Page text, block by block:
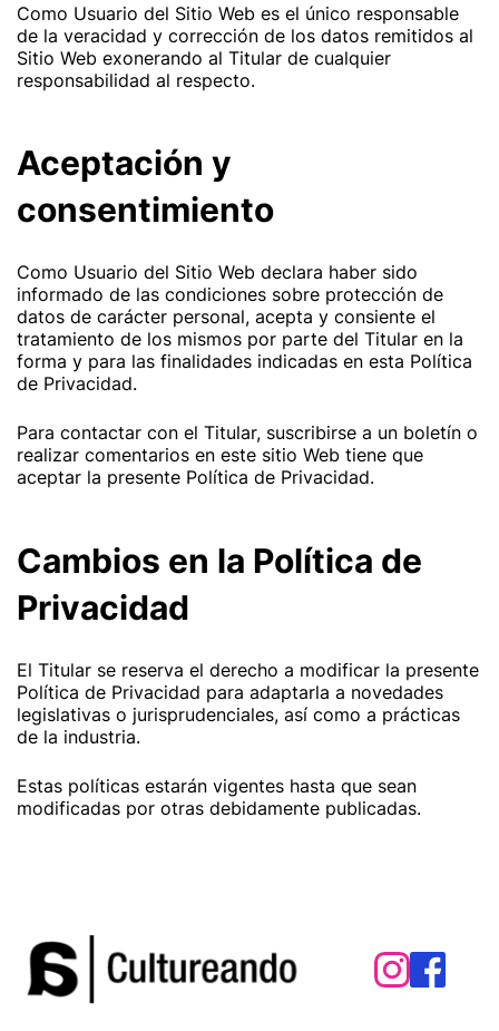
Como Usuario del Sitio Web es el único responsable
de la veracidad y corrección de los datos remitidos al
Sitio Web exonerando al Titular de cualquier
responsabilidad al respecto.
Aceptación y
consentimiento
Como Usuario del Sitio Web declara haber sido
informado de las condiciones sobre protección de
datos de carácter personal, acepta y consiente el
tratamiento de los mismos por parte del Titular en la
forma y para las finalidades indicadas en esta Política
de Privacidad.
Para contactar con el Titular, suscribirse a un boletín o
realizar comentarios en este sitio Web tiene que
aceptar la presente Política de Privacidad.
Cambios en la Política de
Privacidad
El Titular se reserva el derecho a modificar la presente
Política de Privacidad para adaptarla a novedades
legislativas o jurisprudenciales, así como a prácticas
de la industria.
Estas políticas estarán vigentes hasta que sean
modificadas por otras debidamente publicadas.